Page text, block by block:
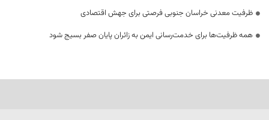
ظرفیت معدنی خراسان جنوبی فرصتی برای جهش اقتصادی
همه ظرفیت‌ها برای خدمت‌رسانی ایمن به زائران پایان صفر بسیج شود